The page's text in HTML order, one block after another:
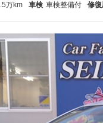
万km 車検 車検整備付 修